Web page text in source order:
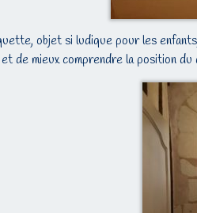
objet si ludique pour les
de mieux comprendre la position du